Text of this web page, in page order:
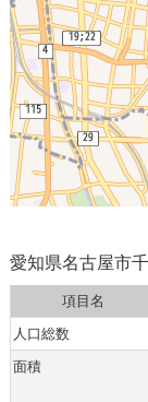
愛知県名古屋市
項目名
人口総数
面積